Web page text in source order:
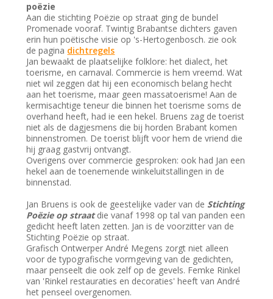
poëzie
Aan die stichting Poëzie op straat ging de bundel
Promenade vooraf. Twintig Brabantse dichters gaven
erin hun poëtische visie op 's-Hertogenbosch. zie ook
de pagina dichtregels
Jan bewaakt de plaatselijke folklore: het dialect, het
toerisme, en carnaval. Commercie is hem vreemd. Wat
niet wil zeggen dat hij een economisch belang hecht
aan het toerisme, maar geen massatoerisme! Aan de
kermisachtige teneur die binnen het toerisme soms de
overhand heeft, had ie een hekel. Bruens zag de toerist
niet als de dagjesmens die bij horden Brabant komen
binnenstromen. De toerist blijft voor hem de vriend die
hij graag gastvrij ontvangt.
Overigens over commercie gesproken: ook had Jan een
hekel aan de toenemende winkeluitstallingen in de
binnenstad.
Jan Bruens is ook de geestelijke vader van de Stichting
Poëzie op straatdie vanaf 1998 op tal van panden een
gedicht heeft laten zetten. Jan is de voorzitter van de
Stichting Poëzie op straat.
Grafisch Ontwerper André Megens zorgt niet alleen
voor de typografische vormgeving van de gedichten,
maar penseelt die ook zelf op de gevels. Femke Rinkel
van 'Rinkel restauraties en decoraties' heeft van André
het penseel overgenomen.